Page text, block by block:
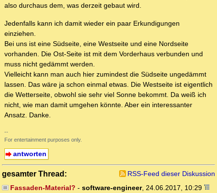
also durchaus dem, was derzeit gebaut wird.
Jedenfalls kann ich damit wieder ein paar Erkundigungen
einziehen.
Bei uns ist eine Südseite, eine Westseite und eine Nordseite
vorhanden. Die Ost-Seite ist mit dem Vorderhaus verbunden und
muss nicht gedämmt werden.
Vielleicht kann man auch hier zumindest die Südseite ungedämmt
lassen. Das wäre ja schon einmal etwas. Die Westseite ist eigentlich
die Wetterseite, obwohl sie sehr viel Sonne bekommt. Da weiß ich
nicht, wie man damit umgehen könnte. Aber ein interessanter
Ansatz. Danke.
--
For entertainment purposes only.
antworten
gesamter Thread:
RSS-Feed dieser Diskussion
Fassaden-Material? - software-engineer, 24.06.2017, 10:29